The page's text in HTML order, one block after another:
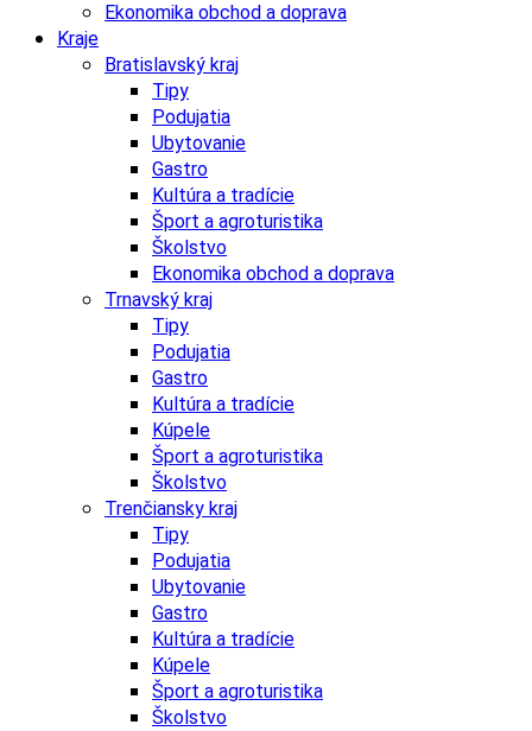
Ekonomika obchod a doprava
Kraje
Bratislavský kraj
Tipy
Podujatia
Ubytovanie
Gastro
Kultúra a tradície
Šport a agroturistika
Školstvo
Ekonomika obchod a doprava
Trnavský kraj
Tipy
Podujatia
Gastro
Kultúra a tradície
Kúpele
Šport a agroturistika
Školstvo
Trenčiansky kraj
Tipy
Podujatia
Ubytovanie
Gastro
Kultúra a tradície
Kúpele
Šport a agroturistika
Školstvo